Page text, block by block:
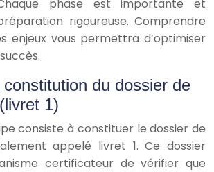
phase est importante et
rigoureuse. Comprendre
enjeux vous permettra d’optimiser
du dossier de
1)
consiste à constituer le dossier de
appelé livret 1. Ce dossier
certificateur de vérifier que